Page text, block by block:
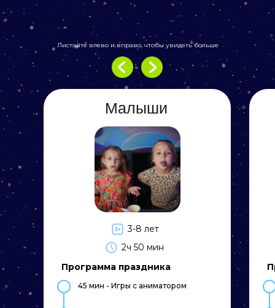
Листайте влево и вправо, чтобы увидеть больше
Малыши
3-8 лет
2ч 50 мин
Программа праздника
45 мин - Игры с аниматором
Соберите свой праздник
Собрать свой праздник
а еще мы можем разработать
Для этого воспользуйтесь
идеальный план праздника и узнайте